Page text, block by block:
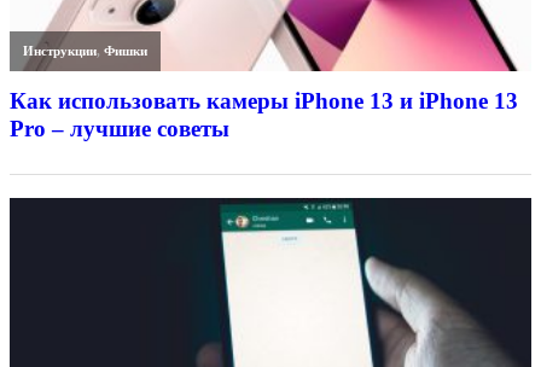
Инструкции,Фишки
Как использовать камеры iPhone 13 и iPhone 13
Pro – лучшие советы